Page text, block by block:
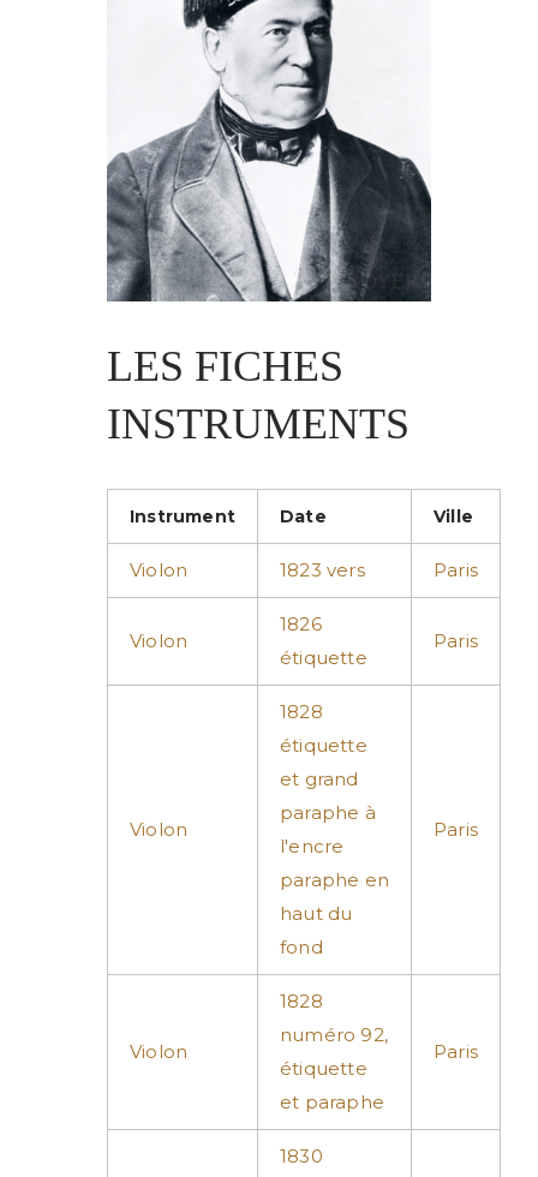
LES FICHES
INSTRUMENTS
Instrument Date Ville
Violon 1823 vers Paris
Violon
1826
étiquette
Paris
Violon
1828
étiquette
et grand
paraphe à
l'encre
paraphe en
haut du
fond
Paris
Violon
1828
numéro 92,
étiquette
et paraphe
Paris
1830